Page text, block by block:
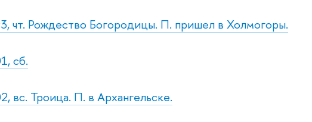
чт. Рождество Богородицы. П. пришел в Холмогоры.
сб.
вс. Троица. П. в Архангельске.